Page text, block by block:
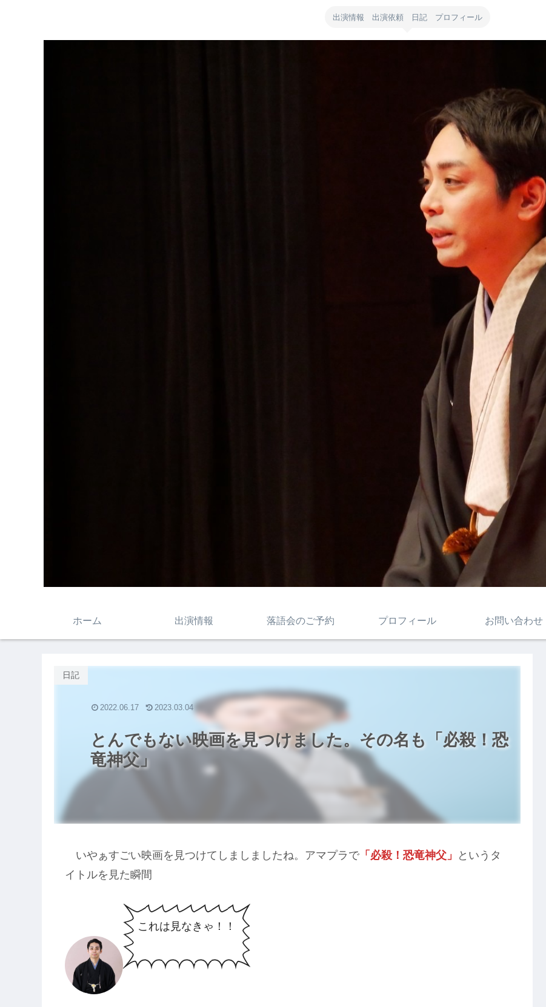
出演情報 出演依頼 日記 プロフィール
ホーム 出演情報 落語会のご予約 プロフィール お問い合わせ
とんでもない映画を見つけました。その名も「必殺！恐
竜神父」
日記
2022.06.17 2023.03.04
いやぁすごい映画を見つけてしましましたね。アマプラで「必殺！恐竜神父」
というタ
イトルを見た瞬間
これは見なきゃ！！